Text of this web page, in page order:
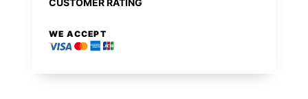
CUSTOMER RATING
WE ACCEPT